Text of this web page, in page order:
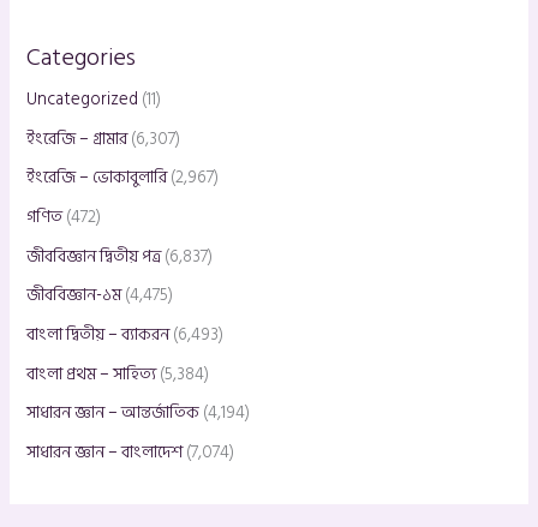
Categories
Uncategorized (11)
ইংরেজি – গ্রামার(6,307)
ইংরেজি – ভোকাবুলারি(2,967)
গণিত(472)
জীববিজ্ঞান দ্বিতীয় পত্র(6,837)
জীববিজ্ঞান-১ম(4,475)
বাংলা দ্বিতীয় – ব্যাকরন(6,493)
বাংলা প্রথম – সাহিত্য(5,384)
সাধারন জ্ঞান – আন্তর্জাতিক(4,194)
সাধারন জ্ঞান – বাংলাদেশ(7,074)